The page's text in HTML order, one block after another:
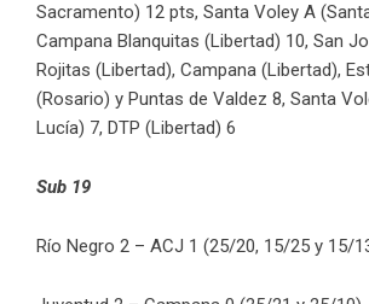
Sacramento) 12 pts, Santa Voley A
Campana Blanquitas (Libertad) 10, San
Rojitas (Libertad), Campana (Libertad),
(Rosario) y Puntas de Valdez 8, Santa
Lucía) 7, DTP (Libertad) 6
Sub 19
Río Negro 2 – ACJ 1 (25/20, 15/25 y 15/